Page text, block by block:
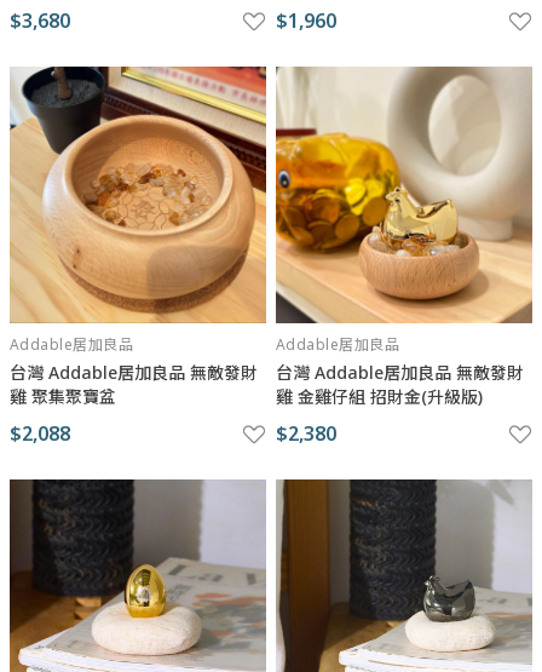
$3,680 $1,960
Addable居加良品
台灣 Addable居加良品 無敵發財
雞 聚集聚寶盆
$2,088
Addable居加良品
台灣 Addable居加良品 無敵發財
雞 金雞仔組 招財金(升級版)
$2,380